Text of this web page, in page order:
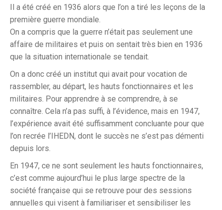
Il a été créé en 1936 alors que l’on a tiré les leçons de la
première guerre mondiale.
On a compris que la guerre n’était pas seulement une
affaire de militaires et puis on sentait très bien en 1936
que la situation internationale se tendait.
On a donc créé un institut qui avait pour vocation de
rassembler, au départ, les hauts fonctionnaires et les
militaires. Pour apprendre à se comprendre, à se
connaître. Cela n’a pas suffi, à l’évidence, mais en 1947,
l’expérience avait été suffisamment concluante pour que
l’on recrée l’IHEDN, dont le succès ne s’est pas démenti
depuis lors.
En 1947, ce ne sont seulement les hauts fonctionnaires,
c’est comme aujourd’hui le plus large spectre de la
société française qui se retrouve pour des sessions
annuelles qui visent à familiariser et sensibiliser les